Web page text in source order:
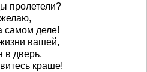
пролетели?
самом деле!
вашей,
в дверь,
краше!